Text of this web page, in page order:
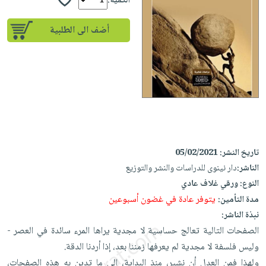
إختياراتنا
كتب
أكاديمية
صندوق
القراءة
English
iKitab
حدود
أسئلة
يتكرر
طرحها
على
Android
تحميل
iKitab
على
Apple
يتكرر
طرحها
تحميل
masmu3
على
على
Apple
المواضيع
الأكثر
مبيعاً
إختياراتنا
وسائل
جوائز
والعناية
الشخصية
جديد
العناية
الشخصية
العناية
وتصفيف
الشعر
العناية
بالجسم
والسفرة
جديد
الكل
أواني
الطهي
أدوات
متجر
الهدايا
أقسام
أضف الى الطلبية
تاريخ النشر:05/02/2021
الناشر:دار نينوى للدراسات والنشر والتوزيع
النوع:ورقي غلاف عادي
مدة التأمين:يتوفر عادة في غضون أسبوعين
نبذة الناشر:
الصفحات التالية تعالج حساسية لا مجدية يراها المرء سائدة في العصر -
وليس فلسفة لا مجدية لم يعرفها زمننا بعد، إذا أردنا الدقة.